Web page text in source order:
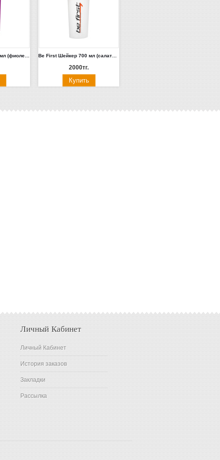
2000тг.
Личный Кабинет
Личный Кабинет
История заказов
Закладки
Рассылка